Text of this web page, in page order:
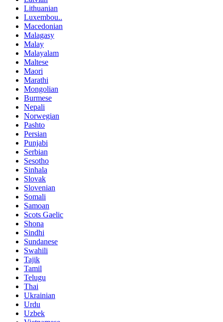
Lithuanian
Luxembou..
Macedonian
Malagasy
Malay
Malayalam
Maltese
Maori
Marathi
Mongolian
Burmese
Nepali
Norwegian
Pashto
Persian
Punjabi
Serbian
Sesotho
Sinhala
Slovak
Slovenian
Somali
Samoan
Scots Gaelic
Shona
Sindhi
Sundanese
Swahili
Tajik
Tamil
Telugu
Thai
Ukrainian
Urdu
Uzbek